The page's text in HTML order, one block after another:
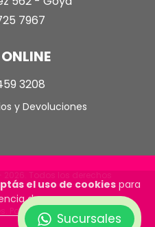
el uso de cookies para
de compra.
Sucursales
7967
3208
y Devoluciones
Todos los derechos
Para reclamos
ingrese aquí